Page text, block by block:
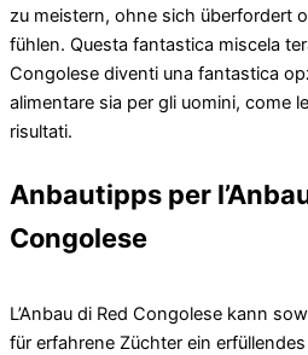
zu meistern, ohne sich überfordert
fühlen. Questa fantastica miscela
Congolese diventi una fantastica
alimentare sia per gli uomini, come
risultati.
Anbautipps per
Congolese
L’Anbau di Red Congolese kann
für erfahrene Züchter ein